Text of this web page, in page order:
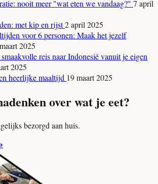
nooit meer "wat eten we vandaag?" 7 april
met kip en rijst2 april 2025
voor 6 personen: Maak het jezelf
2025
reis naar Indonesië vanuit je eigen
2025
heerlijke maaltijd 19 maart 2025
over wat je eet?
bezorgd aan huis.